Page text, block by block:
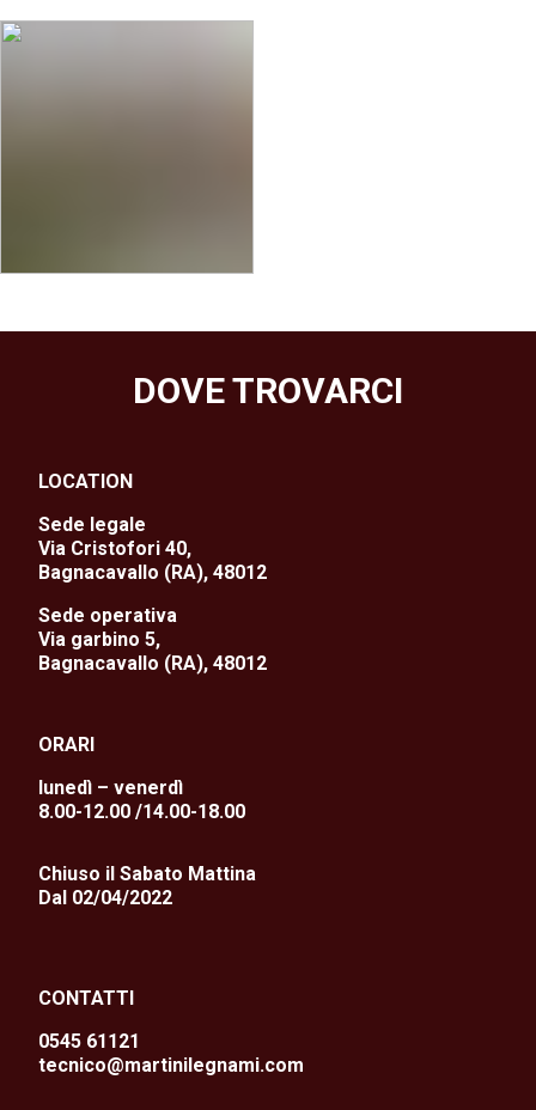
DOVE TROVARCI
LOCATION
Sede legale
Via Cristofori 40,
Bagnacavallo (RA), 48012
Sede operativa
Via garbino 5,
Bagnacavallo (RA), 48012
ORARI
lunedì – venerdì
8.00-12.00 /14.00-18.00
Chiuso il Sabato Mattina
Dal 02/04/2022
CONTATTI
0545 61121
tecnico@martinilegnami.com